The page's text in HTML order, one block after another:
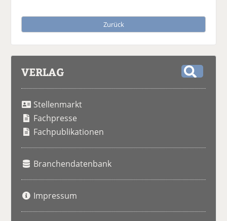
Zurück
VERLAG
Stellenmarkt
Fachpresse
Fachpublikationen
Branchendatenbank
Impressum